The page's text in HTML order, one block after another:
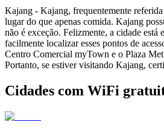
Kajang - Kajang, frequentemente
lugar do que apenas comida. Kajang
não é exceção. Felizmente, a cidade
facilmente localizar esses pontos de
Centro Comercial myTown e o Plaza
Portanto, se estiver visitando Kajang,
Cidades com WiFi